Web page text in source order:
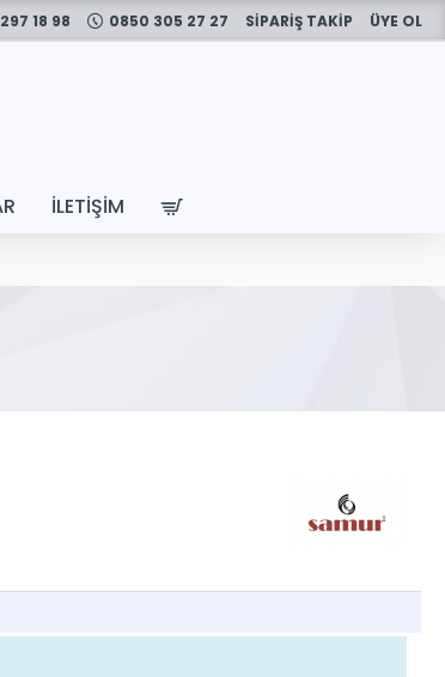
18 98 0850 305 27 27 SİPARİŞ TAKİP ÜYE OL
İLETIŞIM